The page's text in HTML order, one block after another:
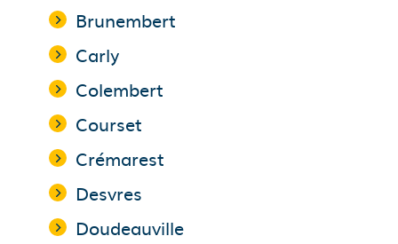
Brunembert
Carly
Colembert
Courset
Crémarest
Desvres
Doudeauville